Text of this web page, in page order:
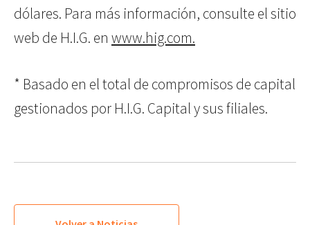
dólares. Para más información, consulte el sitio
web de H.I.G. en www.hig.com.
* Basado en el total de compromisos de capital
gestionados por H.I.G. Capital y sus filiales.